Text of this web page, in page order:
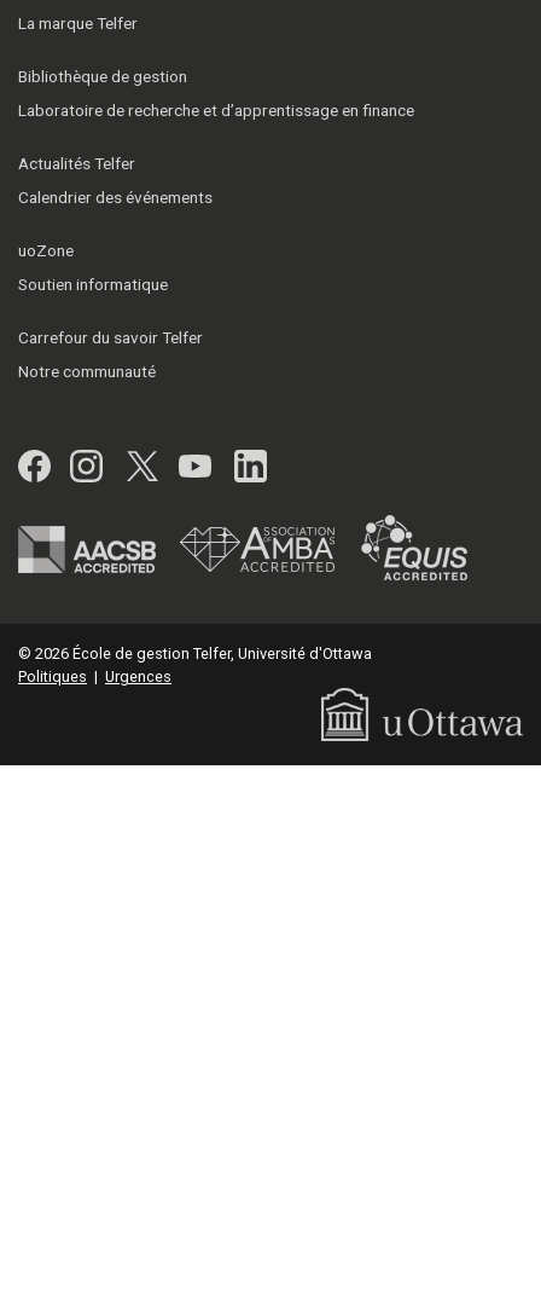
La marque Telfer
Bibliothèque de gestion
Laboratoire de recherche et d’apprentissage en finance
Actualités Telfer
Calendrier des événements
uoZone
Soutien informatique
Carrefour du savoir Telfer
Notre communauté
Facebook
Instagram
Twitter
YouTubeLinkedIn
© 2026 École de gestion Telfer, Université d'Ottawa
Politiques | Urgences